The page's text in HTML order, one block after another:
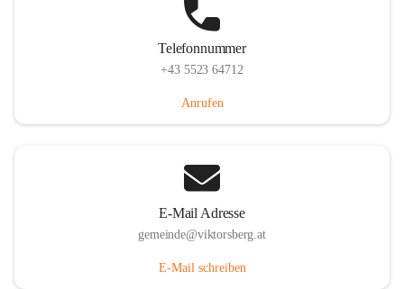
Telefonnummer
+43 5523 64712
Anrufen
E-Mail Adresse
gemeinde@viktorsberg.at
E-Mail schreiben